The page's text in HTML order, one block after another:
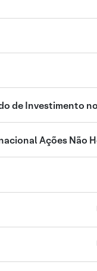
de Investimento
Ações Não